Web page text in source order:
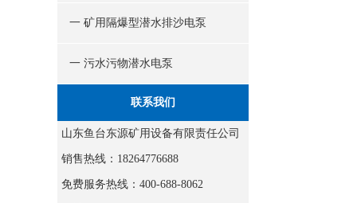
一 矿用隔爆型潜水排沙电泵
一 污水污物潜水电泵
联系我们
山东鱼台东源矿用设备有限责任公司
销售热线：18264776688
免费服务热线：400-688-8062